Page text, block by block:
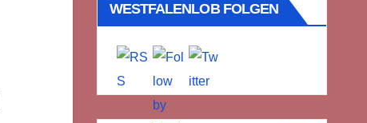
WESTFALENLOB FOLGEN